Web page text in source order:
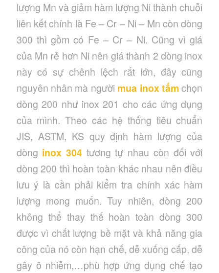
lượng Mn và giảm hàm lượng Ni thành chuỗi
liên kết chính là Fe – Cr – Ni – Mn còn dòng
300 thì gồm có Fe – Cr – Ni. Cũng vì giá
của Mn rẻ hơn Ni nên giá thành 2 dòng inox
này có sự chênh lệch rất lớn, đây cũng
nguyên nhân mà người mua inox tấm chọn
dòng 200 như inox 201 cho các ứng dụng
của mình. Theo các hệ thống tiêu chuẩn
JIS, ASTM, KS quy định hàm lượng của
dòng inox 304 tương tự nhau còn đối với
dòng 200 thì hoàn toàn khác nhau nên điều
lưu ý là cần phải kiểm tra chính xác hàm
lượng mong muốn. Tuy nhiên, dòng 200
không thể thay thế hoàn toàn dòng 300
được vì chất lượng bề mặt và khả năng gia
công của nó còn hạn chế, dễ xuống cấp, dễ
gây ô nhiễm,…phù hợp ứng dụng chế tạo